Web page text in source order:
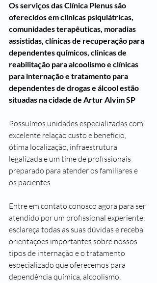
Os serviços das Clínica Plenus são
oferecidos em clínicas psiquiátricas,
comunidades terapêuticas, moradias
assistidas, clínicas de recuperação para
dependentes químicos, clinicas de
reabilitação para alcoolismo e clínicas
para internação e tratamento para
dependentes de drogas e álcool estão
situadas na cidade de Artur Alvim SP
Possuímos unidades especializadas com
excelente relação custo e benefício,
ótima localização, infraestrutura
legalizada e um time de profissionais
preparado para atender os familiares e
os pacientes
Entre em contato conosco agora para ser
atendido por um profissional experiente,
esclareça todas as suas dúvidas e receba
orientações importantes sobre nossos
tipos de internação e o tratamento
especializado que oferecemos para
dependência química, alcoolismo,